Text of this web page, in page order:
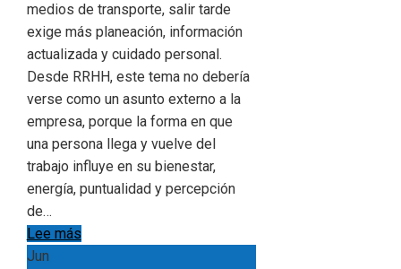
medios de transporte, salir tarde
exige más planeación, información
actualizada y cuidado personal.
Desde RRHH, este tema no debería
verse como un asunto externo a la
empresa, porque la forma en que
una persona llega y vuelve del
trabajo influye en su bienestar,
energía, puntualidad y percepción
de…
Lee más
Jun